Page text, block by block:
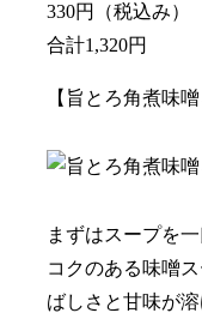
330円（税込み）
合計1,320円
【旨とろ角煮
まずはスープを一
コクのある味噌
ばしさと甘味が